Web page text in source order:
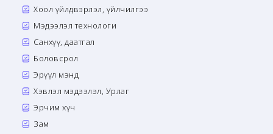
Хоол үйлдвэрлэл, үйлчилгээ
Мэдээлэл технологи
Санхүү, даатгал
Боловсрол
Эрүүл мэнд
Хэвлэл мэдээлэл, Урлаг
Эрчим хүч
Зам